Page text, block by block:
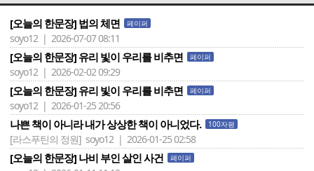
[오늘의 한문장] 법의 체면 페이퍼
soyo12 | 2026-07-07 08:11
[오늘의 한문장] 유리 빛이 우리를 비추면 페이퍼
soyo12 | 2026-02-02 09:29
[오늘의 한문장] 유리 빛이 우리를 비추면 페이퍼
soyo12 | 2026-01-25 20:56
나쁜 책이 아니라 내가 상상한 책이 아니었다. 100자평
[라스푸틴의 정원] soyo12 | 2026-01-25 02:58
[오늘의 한문장] 나비 부인 살인 사건 페이퍼